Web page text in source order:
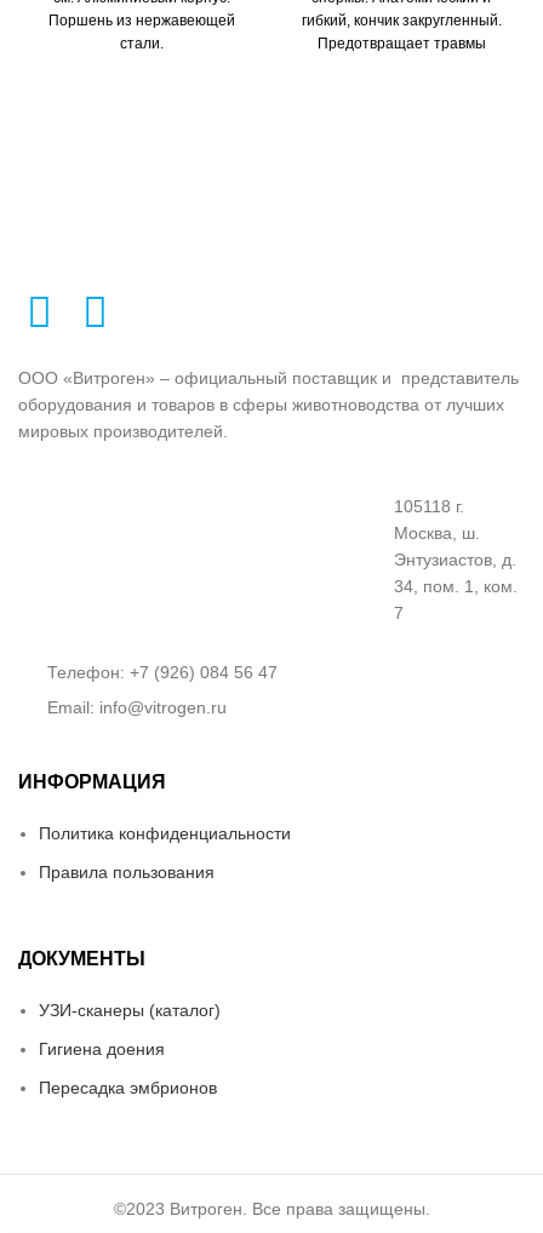
Поршень из нержавеющей
стали.
гибкий, кончик закругленный.
Предотвращает травмы
ООО «Витроген» – официальный поставщик и представитель
оборудования и товаров в сферы животноводства от лучших
мировых производителей.
105118 г.
Москва, ш.
Энтузиастов, д.
34, пом. 1, ком.
7
Телефон: +7 (926) 084 56 47
Email: info@vitrogen.ru
ИНФОРМАЦИЯ
Политика конфиденциальности
Правила пользования
ДОКУМЕНТЫ
УЗИ-сканеры (каталог)
Гигиена доения
Пересадка эмбрионов
©2023 Витроген. Все права защищены.